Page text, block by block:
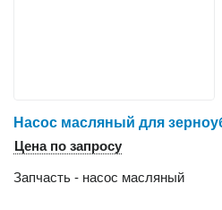
Цена по запросу
Запчасть - насос масляный